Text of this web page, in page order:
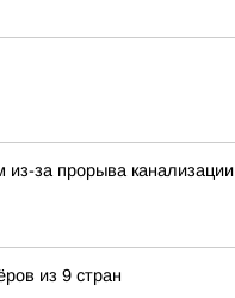
за прорыва канализации
из 9 стран